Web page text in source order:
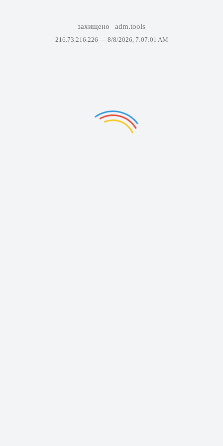
захищено adm.tools
216.73.216.226 — 8/8/2026, 7:07:01 AM